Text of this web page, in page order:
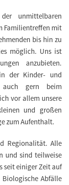
unmittelbaren
Familientreffen mit
bis hin zu
möglich. Uns ist
anzubieten.
der Kinder- und
auch gern beim
vor allem unsere
und großen
zum Aufenthalt.
Regionalität. Alle
und sind teilweise
seit einiger Zeit auf
Biologische Abfälle